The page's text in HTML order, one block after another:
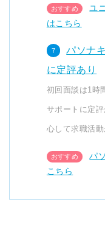
ユ
はこちら
パソナ
に定評あり
初回面談は1時
サポートに定
心して求職活
パ
こちら